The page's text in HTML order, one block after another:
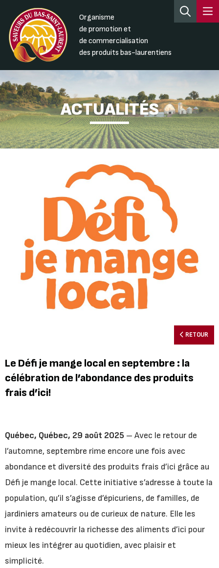
Organisme
de promotion et
de commercialisation
des produits bas-laurentiens
ACTUALITÉS
RETOUR
Le Défi je mange local en septembre : la
célébration de l’abondance des produits
frais d’ici!
Québec, Québec, 29 août 2025 – Avec le retour de
l’automne, septembre rime encore une fois avec
abondance et diversité des produits frais d’ici grâce au
Défi je mange local. Cette initiative s’adresse à toute la
population, qu’il s’agisse d’épicuriens, de familles, de
jardiniers amateurs ou de curieux de nature. Elle les
invite à redécouvrir la richesse des aliments d’ici pour
mieux les intégrer au quotidien, avec plaisir et
simplicité.